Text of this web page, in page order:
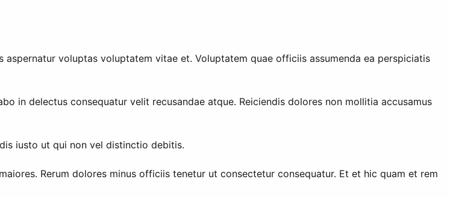
voluptas voluptatem vitae et. Voluptatem quae officiis assumenda ea perspiciatis
in delectus consequatur velit recusandae atque. Reiciendis dolores non mollitia accusamus
iusto ut qui non vel distinctio debitis.
Rerum dolores minus officiis tenetur ut consectetur consequatur. Et et hic quam et rem